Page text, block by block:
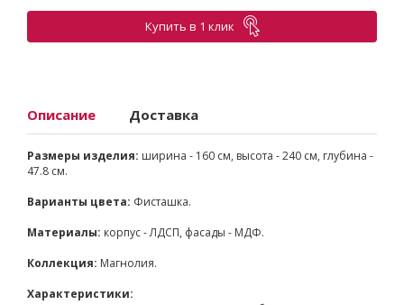
Купить в 1 клик
Описание Доставка
Размеры изделия: ширина - 160 см, высота - 240 см, глубина -
47.8 см.
Варианты цвета: Фисташка.
Материалы: корпус - ЛДСП, фасады - МДФ.
Коллекция: Магнолия.
Характеристики: